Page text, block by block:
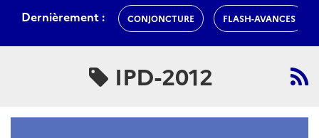
Dernièrement : CONJONCTURE FLASH-AVANCES
IPD-2012